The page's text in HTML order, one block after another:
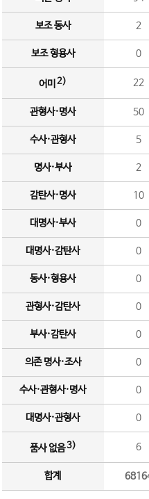
보조 동사 2
보조 형용사 0
어미 2) 22
관형사·명사 50
수사·관형사 5
명사·부사 2
감탄사·명사 10
대명사·부사 0
대명사·감탄사 0
동사·형용사 0
관형사·감탄사 0
부사·감탄사 0
의존 명사·조사 0
수사·관형사·명사 0
대명사·관형사 0
품사 없음3) 6
합계